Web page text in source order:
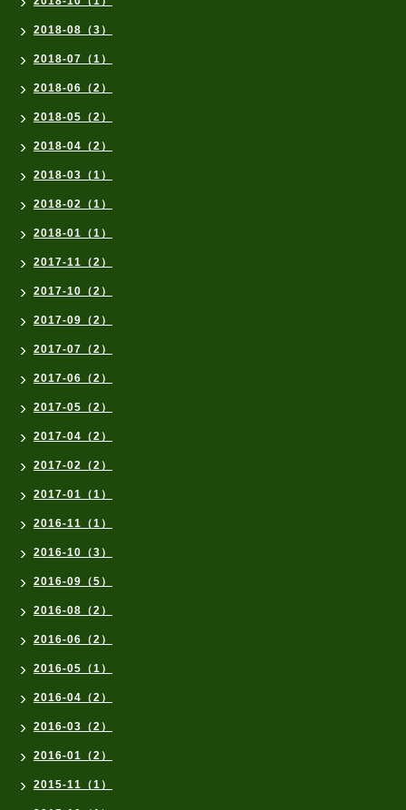
2018-08（3）
2018-07（1）
2018-06（2）
2018-05（2）
2018-04（2）
2018-03（1）
2018-02（1）
2018-01（1）
2017-11（2）
2017-10（2）
2017-09（2）
2017-07（2）
2017-06（2）
2017-05（2）
2017-04（2）
2017-02（2）
2017-01（1）
2016-11（1）
2016-10（3）
2016-09（5）
2016-08（2）
2016-06（2）
2016-05（1）
2016-04（2）
2016-03（2）
2016-01（2）
2015-11（1）